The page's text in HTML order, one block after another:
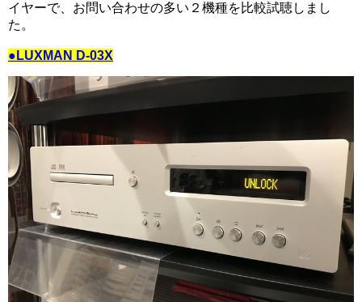
イヤーで、お問い合わせの多い２機種を比較試聴しまし
た。
●LUXMAN D-03X